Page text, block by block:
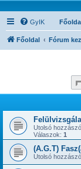
GyIK
Főoldal Fórum
Utolsó
Válaszok: 1
(A.G.T)
Utolsó